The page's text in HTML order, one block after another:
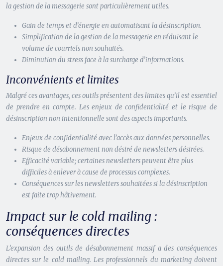
la gestion de la messagerie sont particulièrement utiles.
Gain de temps et d’énergie en automatisant la désinscription.
Simplification de la gestion de la messagerie en réduisant le
volume de courriels non souhaités.
Diminution du stress face à la surcharge d’informations.
Inconvénients et limites
Malgré ces avantages, ces outils présentent des limites qu’il est essentiel
de prendre en compte. Les enjeux de confidentialité et le risque de
désinscription non intentionnelle sont des aspects importants.
Enjeux de confidentialité avec l’accès aux données personnelles.
Risque de désabonnement non désiré de newsletters désirées.
Efficacité variable; certaines newsletters peuvent être plus
difficiles à enlever à cause de processus complexes.
Conséquences sur les newsletters souhaitées si la désinscription
est faite trop hâtivement.
Impact sur le cold mailing :
conséquences directes
L’expansion des outils de désabonnement massif a des conséquences
directes sur le cold mailing. Les professionnels du marketing doivent